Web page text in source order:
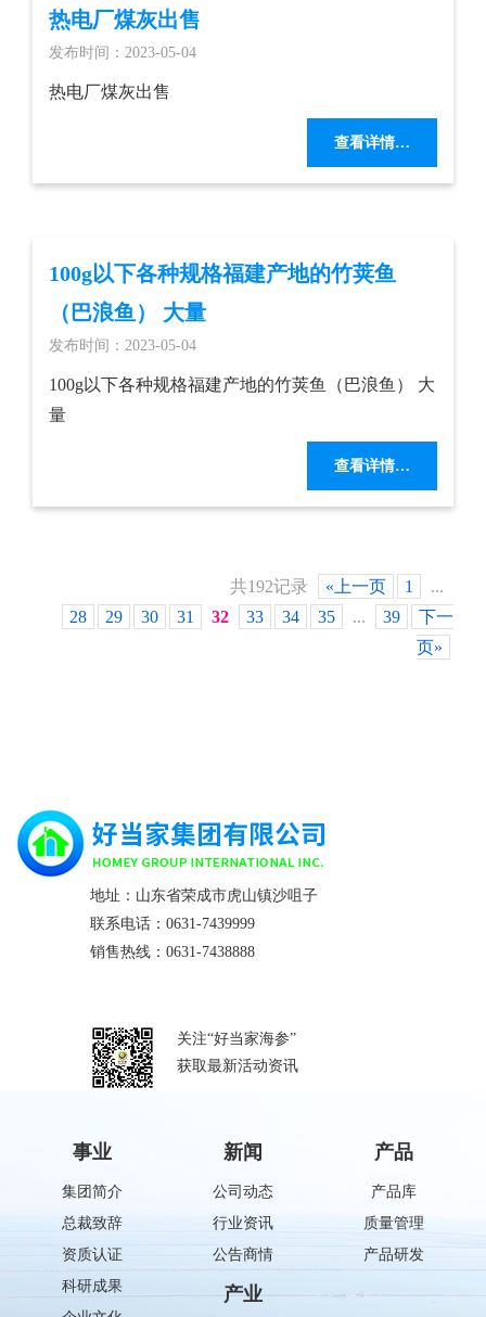
热电厂煤灰出售
发布时间：2023-05-04
热电厂煤灰出售
查看详情…
100g以下各种规格福建产地的竹荚鱼
（巴浪鱼） 大量
发布时间：2023-05-04
100g以下各种规格福建产地的竹荚鱼（巴浪鱼） 大
量
查看详情…
共192记录 «上一页 1
...
28
29 30 31 32 33 34 35 ... 39
下一
页»
地址：山东省荣成市虎山镇沙咀子
联系电话：0631-7439999
销售热线：0631-7438888
关注“好当家海参”
获取最新活动资讯
事业
集团简介
总裁致辞
资质认证
科研成果
新闻
公司动态
行业资讯
公告商情
产品
产品库
质量管理
产品研发
产业